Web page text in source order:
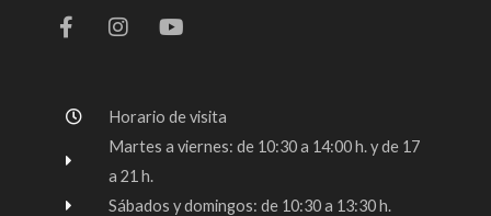
a
c
o
o
-
n
s
r
a
m
o
u
e
Horario de visita
Martes a viernes: de 10:30 a 14:00 h. y de 17
a 21 h.
Sábados y domingos: de 10:30 a 13:30 h.